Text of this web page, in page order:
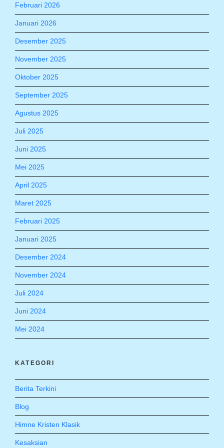
Februari 2026
Januari 2026
Desember 2025
November 2025
Oktober 2025
September 2025
Agustus 2025
Juli 2025
Juni 2025
Mei 2025
April 2025
Maret 2025
Februari 2025
Januari 2025
Desember 2024
November 2024
Juli 2024
Juni 2024
Mei 2024
KATEGORI
Berita Terkini
Blog
Himne Kristen Klasik
Kesaksian